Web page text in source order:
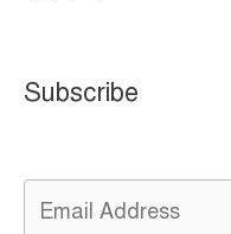
Subscribe